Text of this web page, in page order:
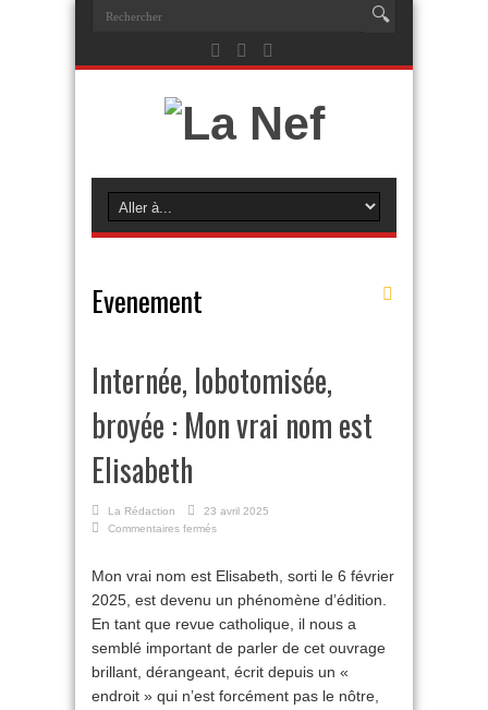
Evenement
Internée, lobotomisée,
broyée : Mon vrai nom est
Elisabeth
La Rédaction
23 avril 2025
Commentaires fermés
broyée :
Mon
nom
est
Elisabeth
Mon vrai nom est Elisabeth, sorti le 6 février
2025, est devenu un phénomène d’édition.
En tant que revue catholique, il nous a
semblé important de parler de cet ouvrage
brillant, dérangeant, écrit depuis un «
endroit » qui n’est forcément pas le nôtre,